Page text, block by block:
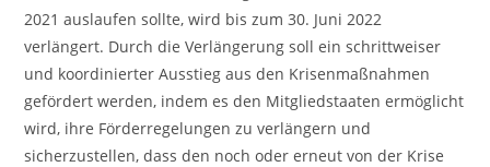
2021 auslaufen sollte, wird bis zum 30. Juni 2022
verlängert. Durch die Verlängerung soll ein schrittweiser
und koordinierter Ausstieg aus den Krisenmaßnahmen
gefördert werden, indem es den Mitgliedstaaten ermöglicht
wird, ihre Förderregelungen zu verlängern und
sicherzustellen, dass den noch oder erneut von der Krise